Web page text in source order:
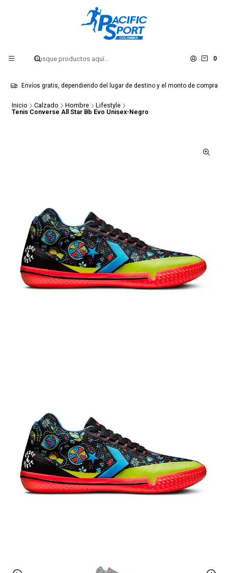
0
Envíos gratis, dependiendo del lugar de destino y el monto de compra
Inicio Calzado Hombre
Lifestyle
Tenis Converse All Star Bb Evo Unisex-Negro